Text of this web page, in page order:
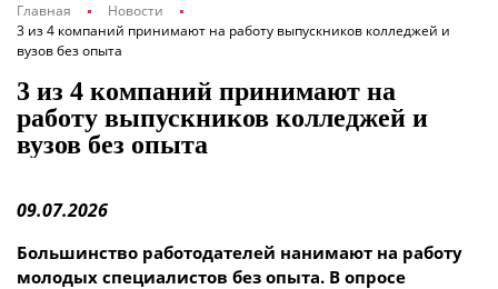
Главная
Новости
3 из 4 компаний принимают на работу выпускников колледжей и
вузов без опыта
3 из 4 компаний принимают на
работу выпускников колледжей и
вузов без опыта
09.07.2026
Большинство работодателей нанимают на работу
молодых специалистов без опыта. В опросе